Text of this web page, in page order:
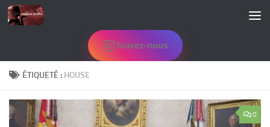
Skip to content
Suivez-nous
ÉTIQUETÉ : HOUSE
0